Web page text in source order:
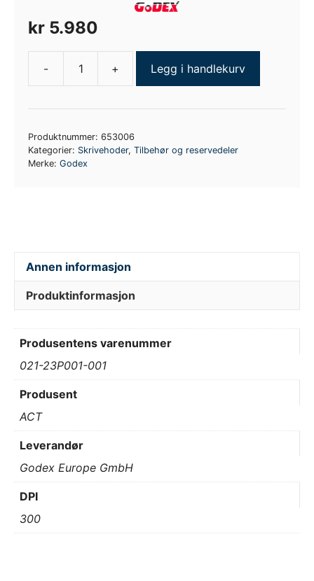
kr 5.980
-
Skrivehode
300
antall
+ Legg i handlekurv
Produktnummer: 653006
Kategorier: Skrivehoder, Tilbehør og reservedeler
Merke: Godex
Annen informasjon
Produktinformasjon
Produsentens varenummer
021-23P001-001
Produsent
ACT
Leverandør
Godex Europe GmbH
DPI
300